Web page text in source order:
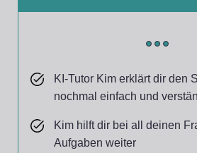
KI-Tutor Kim erklärt dir den
nochmal einfach und
Kim hilft dir bei all deinen
Aufgaben weiter